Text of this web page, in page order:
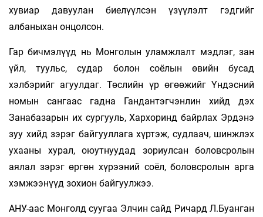
хувиар давуулан биелүүлсэн үзүүлэлт гэдгийг
албаныхан онцолсон.
Гар бичмэлүүд нь Монголын уламжлалт мэдлэг, зан
үйл, туульс, судар болон соёлын өвийн бусад
хэлбэрийг агуулдаг. Төслийн үр өгөөжийг Үндэсний
номын сангаас гадна Гандантэгчэнлин хийд дэх
Занабазарын их сургууль, Хархоринд байрлах Эрдэнэ
зуу хийд зэрэг байгууллага хүртэж, судлаач, шинжлэх
ухааны хурал, оюутнуудад зориулсан боловсролын
аялал зэрэг өргөн хүрээний соёл, боловсролын арга
хэмжээнүүд зохион байгуулжээ.
АНУ-аас Монголд суугаа Элчин сайд Ричард Л.Буанган